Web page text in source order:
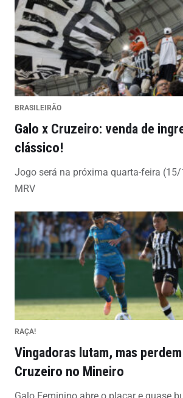
BRASILEIRÃO
Galo x Cruzeiro: venda de
clássico!
Jogo será na próxima quarta-feira (15/
MRV
RAÇA!
Vingadoras lutam, mas
Cruzeiro no Mineiro